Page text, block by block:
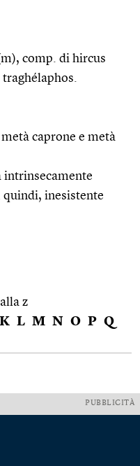
comp. di hircus
caprone e metà
intrinsecamente
inesistente
z
K L M N O P Q
PUBBLICITÀ